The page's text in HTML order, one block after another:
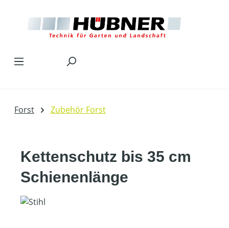
Forst Zubehör Forst
Kettenschutz bis 35 cm
Schienenlänge